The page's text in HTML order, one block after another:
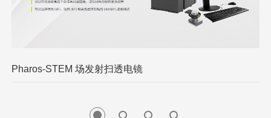
Pharos-STEM 场发射扫透电镜